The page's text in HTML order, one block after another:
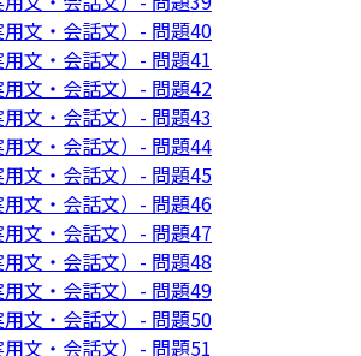
文・会話文）- 問題40
文・会話文）- 問題41
文・会話文）- 問題42
文・会話文）- 問題43
文・会話文）- 問題44
文・会話文）- 問題45
文・会話文）- 問題46
文・会話文）- 問題47
文・会話文）- 問題48
文・会話文）- 問題49
文・会話文）- 問題50
文・会話文）- 問題51